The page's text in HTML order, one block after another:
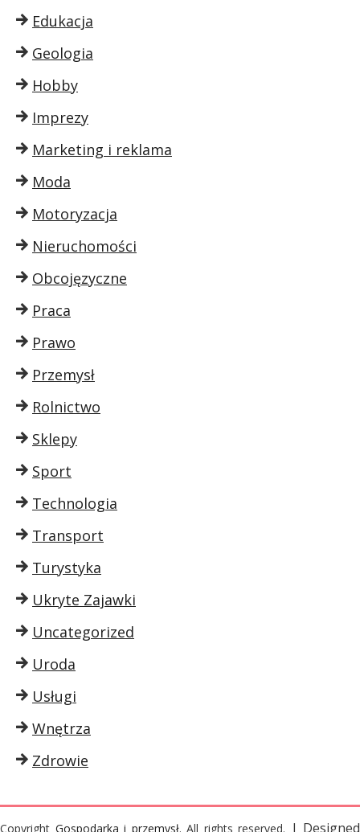
Edukacja
Geologia
Hobby
Imprezy
Marketing i reklama
Moda
Motoryzacja
Nieruchomości
Obcojęzyczne
Praca
Prawo
Przemysł
Rolnictwo
Sklepy
Sport
Technologia
Transport
Turystyka
Ukryte Zajawki
Uncategorized
Uroda
Usługi
Wnętrza
Zdrowie
Copyright Gospodarka i przemysł. All rights reserved. | Designed